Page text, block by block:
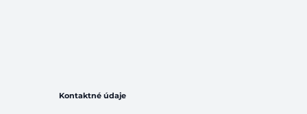
Kontaktné údaje